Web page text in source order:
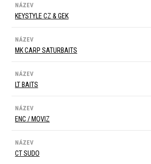
NÁZEV
KEYSTYLE CZ & GEK
NÁZEV
MK CARP SATURBAITS
NÁZEV
LT BAITS
NÁZEV
ENC / MOVIZ
NÁZEV
CT SUDO